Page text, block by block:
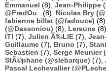
Emmanuel (8), Jean-Philippe
@FredOu_
(8), Nicolas Bry
fabienne billat (@fadouce) (8),
(@Dassoniou) (8), Lereune (8),
ITI (7), Julien Ã‰LIE (7),
Guillaume (7), Bruno (7),
Sebastien (7), Serge Meunier
StÃ©phane (@slebarque) (7),
Pascal Lechevallier